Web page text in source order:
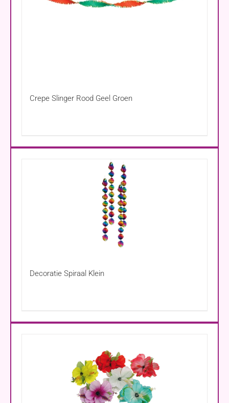
Crepe Slinger Rood Geel Groen
Decoratie Spiraal Klein